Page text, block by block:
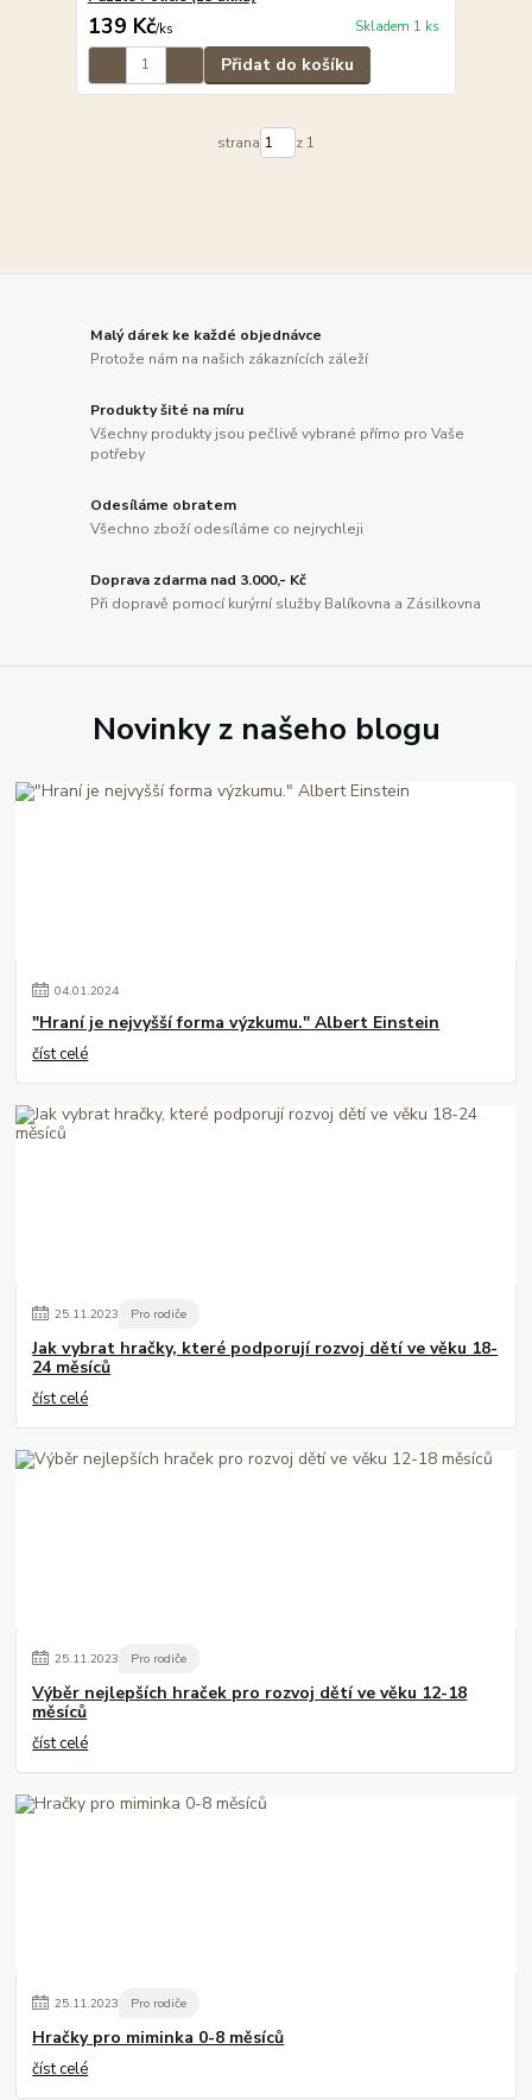
139 Kč/ks Skladem 1 ks
Přidat do košíku
strana z 1
Malý dárek ke každé objednávce
Protože nám na našich zákaznících záleží
Produkty šité na míru
Všechny produkty jsou pečlivě vybrané přímo pro Vaše
potřeby
Odesíláme obratem
Všechno zboží odesíláme co nejrychleji
Doprava zdarma nad 3.000,- Kč
Při dopravě pomocí kurýrní služby Balíkovna a Zásilkovna
Novinky z našeho blogu
04.01.2024
"Hraní je nejvyšší forma výzkumu." Albert Einstein
číst celé
25.11.2023 Pro rodiče
Jak vybrat hračky, které podporují rozvoj dětí ve věku 18-
24 měsíců
číst celé
25.11.2023 Pro rodiče
Výběr nejlepších hraček pro rozvoj dětí ve věku 12-18
měsíců
číst celé
25.11.2023 Pro rodiče
Hračky pro miminka 0-8 měsíců
číst celé